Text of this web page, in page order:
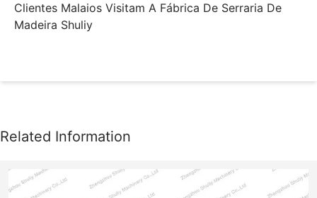
Clientes Malaios Visitam A Fábrica De Serraria De
Madeira Shuliy